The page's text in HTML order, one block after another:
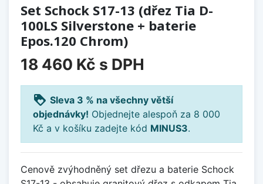
Set Schock S17-13 (dřez Tia D-
100LS Silverstone + baterie
Epos.120 Chrom)
18 460 Kč s DPH
loyalty Sleva 3 % na všechny větší
objednávky! Objednejte alespoň za 8 000
Kč a v košíku zadejte kód MINUS3.
Cenově zvýhodněný set dřezu a baterie Schock